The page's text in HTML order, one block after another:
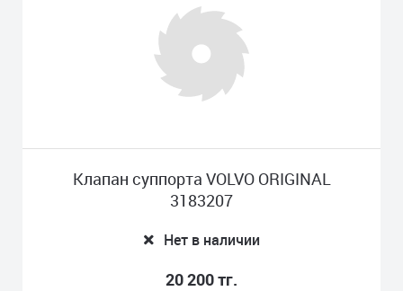
Клапан суппорта VOLVO ORIGINAL
3183207
Нет в наличии
20 200 тг.